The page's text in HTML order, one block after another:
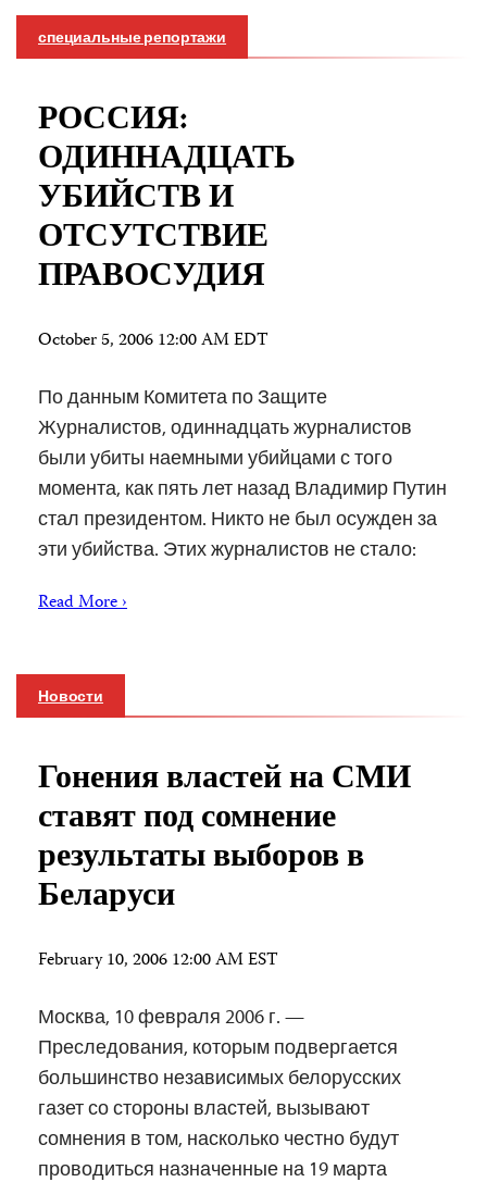
специальные репортажи
РОССИЯ:
ОДИННАДЦАТЬ
УБИЙСТВ И
ОТСУТСТВИЕ
ПРАВОСУДИЯ
October 5, 2006 12:00 AM EDT
По данным Комитета по Защите
Журналистов, одиннадцать журналистов
были убиты наемными убийцами с того
момента, как пять лет назад Владимир Путин
стал президентом. Никто не был осужден за
эти убийства. Этих журналистов не стало:
Read More ›
Новости
Гонения властей на СМИ
ставят под сомнение
результаты выборов в
Беларуси
February 10, 2006 12:00 AM EST
Москва, 10 февраля 2006 г. —
Преследования, которым подвергается
большинство независимых белорусских
газет со стороны властей, вызывают
сомнения в том, насколько честно будут
проводиться назначенные на 19 марта